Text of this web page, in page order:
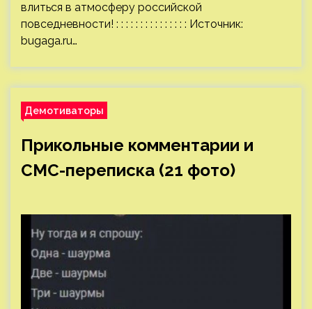
влиться в атмосферу российской
повседневности! : : : : : : : : : : : : : : : Источник:
bugaga.ru…
Демотиваторы
Прикольные комментарии и
СМС-переписка (21 фото)